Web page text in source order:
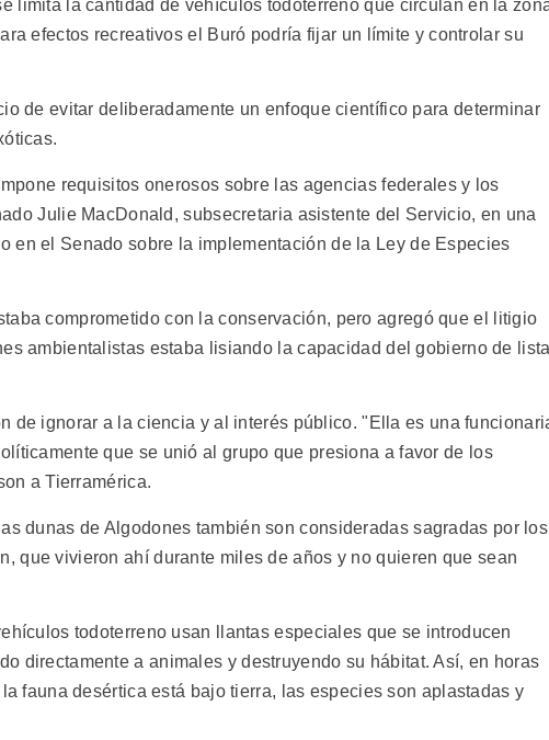
limita la cantidad de vehículos todoterreno que circulan en la
efectos recreativos el Buró podría fijar un límite y controlar su
de evitar deliberadamente un enfoque científico para determinar
requisitos onerosos sobre las agencias federales y los
Julie MacDonald, subsecretaria asistente del Servicio, en una
en el Senado sobre la implementación de la Ley de Especies
comprometido con la conservación, pero agregó que el litigio
ambientalistas estaba lisiando la capacidad del gobierno de
de ignorar a la ciencia y al interés público. "Ella es una
que se unió al grupo que presiona a favor de los
a Tierramérica.
dunas de Algodones también son consideradas sagradas por los
que vivieron ahí durante miles de años y no quieren que sean
todoterreno usan llantas especiales que se introducen
directamente a animales y destruyendo su hábitat. Así, en horas
fauna desértica está bajo tierra, las especies son aplastadas y